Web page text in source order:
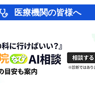
医療機関の皆様へ